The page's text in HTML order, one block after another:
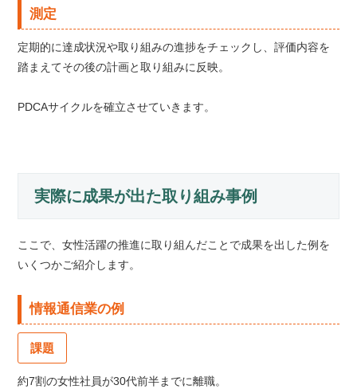
測定
定期的に達成状況や取り組みの進捗をチェックし、評価内容を
踏まえてその後の計画と取り組みに反映。
PDCAサイクルを確立させていきます。
実際に成果が出た取り組み事例
ここで、女性活躍の推進に取り組んだことで成果を出した例を
いくつかご紹介します。
情報通信業の例
課題
約7割の女性社員が30代前半までに離職。